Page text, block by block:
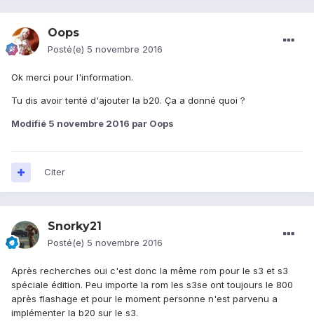
Oops
Posté(e) 5 novembre 2016
Ok merci pour l'information.
Tu dis avoir tenté d'ajouter la b20. Ça a donné quoi ?
Modifié 5 novembre 2016 par Oops
Citer
Snorky21
Posté(e) 5 novembre 2016
Après recherches oui c'est donc la même rom pour le s3 et s3
spéciale édition. Peu importe la rom les s3se ont toujours le 800
après flashage et pour le moment personne n'est parvenu a
implémenter la b20 sur le s3.